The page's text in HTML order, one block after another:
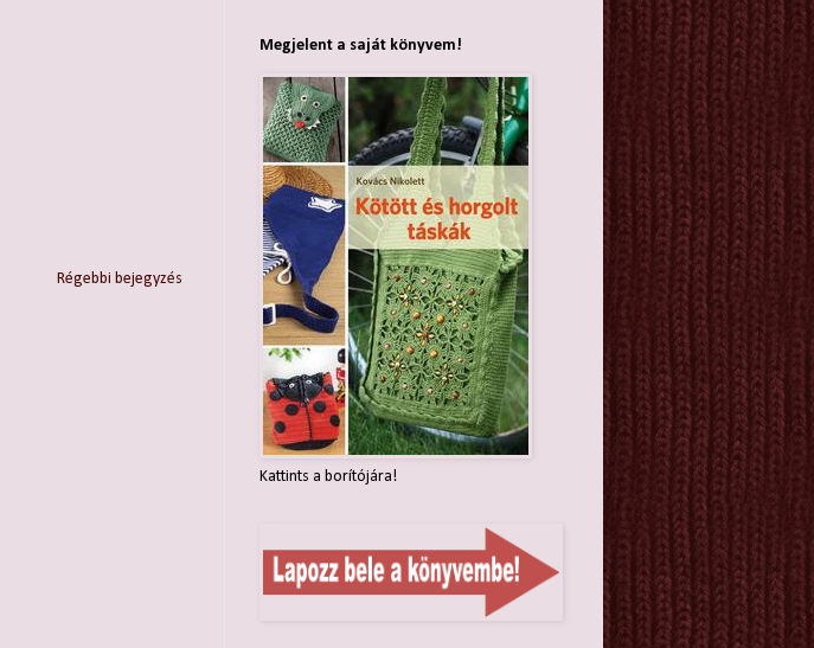
Régebbi bejegyzés
Megjelent a saját könyvem!
Kattints a borítójára!